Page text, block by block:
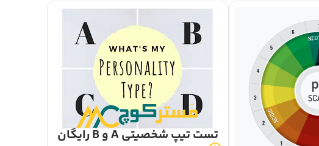
تست تیپ شخصیتی A و B رایگان